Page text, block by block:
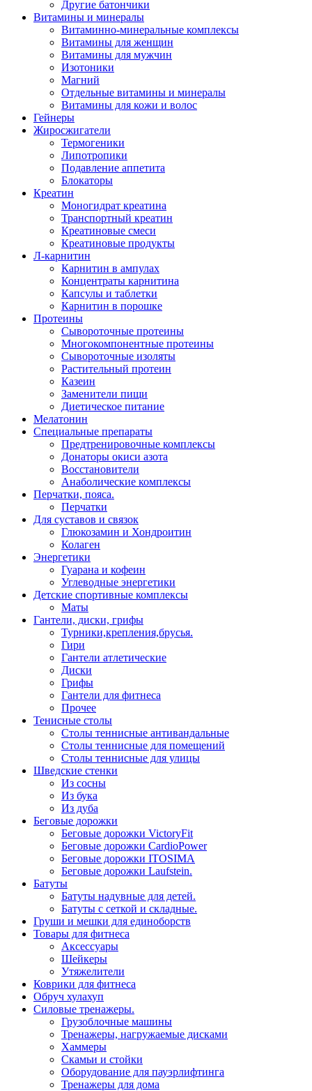
Другие батончики
Витамины и минералы
Витаминно-минеральные комплексы
Витамины для женщин
Витамины для мужчин
Изотоники
Магний
Отдельные витамины и минералы
Витамины для кожи и волос
Гейнеры
Жиросжигатели
Термогеники
Липотропики
Подавление аппетита
Блокаторы
Креатин
Моногидрат креатина
Транспортный креатин
Креатиновые смеси
Креатиновые продукты
Л-карнитин
Карнитин в ампулах
Концентраты карнитина
Капсулы и таблетки
Карнитин в порошке
Протеины
Сывороточные протеины
Многокомпонентные протеины
Сывороточные изоляты
Растительный протеин
Казеин
Заменители пищи
Диетическое питание
Мелатонин
Специальные препараты
Предтренировочные комплексы
Донаторы окиси азота
Восстановители
Анаболические комплексы
Перчатки, пояса.
Перчатки
Для суставов и связок
Глюкозамин и Хондроитин
Колаген
Энергетики
Гуарана и кофеин
Углеводные энергетики
Детские спортивные комплексы
Маты
Гантели, диски, грифы
Турники,крепления,брусья.
Гири
Гантели атлетические
Диски
Грифы
Гантели для фитнеса
Прочее
Тенисные столы
Столы теннисные антивандальные
Столы теннисные для помещений
Столы теннисные для улицы
Шведские стенки
Из сосны
Из бука
Из дуба
Беговые дорожки
Беговые дорожки VictoryFit
Беговые дорожки CardioPower
Беговые дорожки ITOSIMA
Беговые дорожки Laufstein.
Батуты
Батуты надувные для детей.
Батуты с сеткой и складные.
Груши и мешки для единоборств
Товары для фитнеса
Aксессуары
Шейкеры
Утяжелители
Коврики для фитнеса
Обруч хулахуп
Силовые тренажеры.
Грузоблочные машины
Тренажеры, нагружаемые дисками
Хаммеры
Скамьи и стойки
Оборудование для пауэрлифтинга
Тренажеры для дома